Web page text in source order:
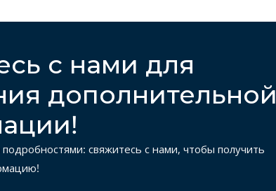
с нами для
дополнительной
свяжитесь с нами, чтобы получить